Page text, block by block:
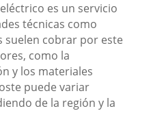
es un servicio
técnicas como
suelen cobrar por este
como la
y los materiales
puede variar
de la región y la